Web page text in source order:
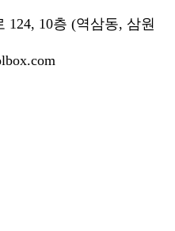
124, 10층 (역삼동, 삼원